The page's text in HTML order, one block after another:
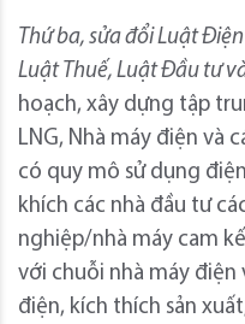
Thứ ba, sửa đổi Luật
Luật Thuế, Luật Đầu tư
hoạch, xây dựng tập
LNG, Nhà máy điện và
có quy mô sử dụng
khích các nhà đầu tư
nghiệp/nhà máy cam
với chuỗi nhà máy điện
điện, kích thích sản